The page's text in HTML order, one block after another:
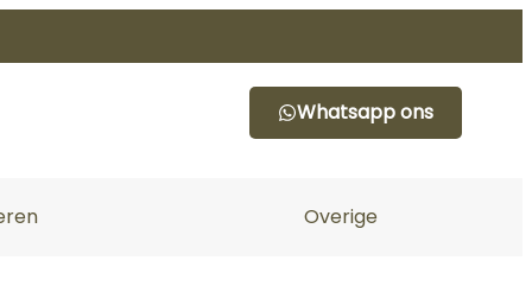
Whatsapp ons
Overige